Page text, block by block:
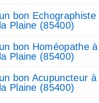
bon Echographiste
Plaine (85400)
bon Homéopathe
Plaine (85400)
bon Acupuncteur
Plaine (85400)